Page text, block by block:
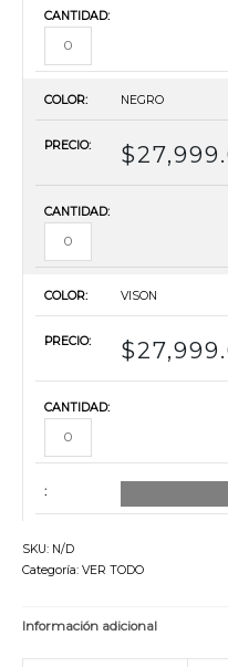
NEGRO
$
VISON
$
SKU: N/D
Categoría: VER TODO
Información adicional